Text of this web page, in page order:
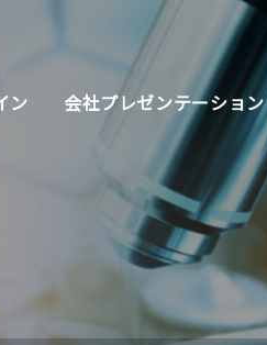
ン 会社プレゼンテーション